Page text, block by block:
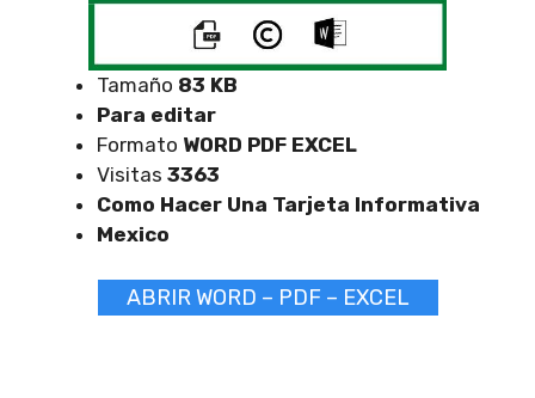
Tamaño 83 KB
Para editar
Formato WORD PDF EXCEL
Visitas 3363
Como Hacer Una Tarjeta Informativa
Mexico
ABRIR WORD – PDF – EXCEL